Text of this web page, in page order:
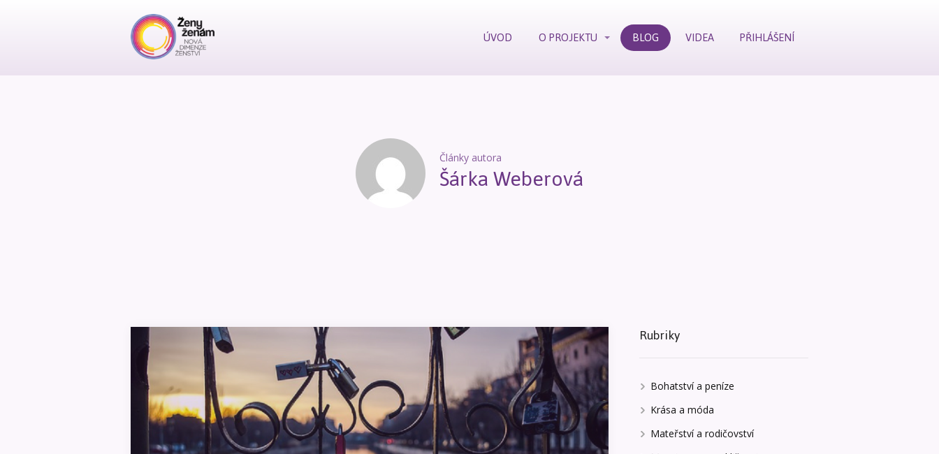
ÚVOD O PROJEKTU BLOG VIDEA PŘIHLÁŠENÍ
Články autora
Šárka Weberová
Rubriky
Bohatství a peníze
Krása a móda
Mateřství a rodičovství